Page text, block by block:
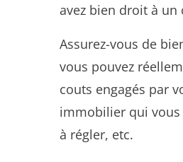
avez bien droit à un
Assurez-vous de
vous pouvez
couts engagés par
immobilier qui vous
à régler, etc.